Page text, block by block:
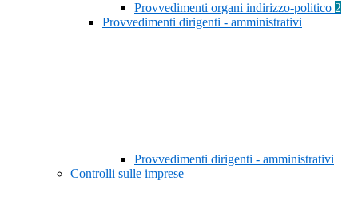
Provvedimenti organi indirizzo-politico 2
Provvedimenti dirigenti - amministrativi
Provvedimenti dirigenti - amministrativi
Controlli sulle imprese